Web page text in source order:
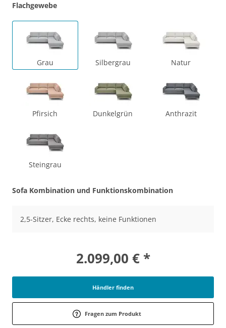
Flachgewebe
Grau Silbergrau Natur
Pfirsich Dunkelgrün Anthrazit
Steingrau
Sofa Kombination und Funktionskombination
2,5-Sitzer, Ecke rechts, keine Funktionen
2.099,00 € *
Händler finden
Fragen zum Produkt